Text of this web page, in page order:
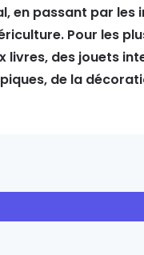
en passant par les
Pour les
livres, des jouets
de la